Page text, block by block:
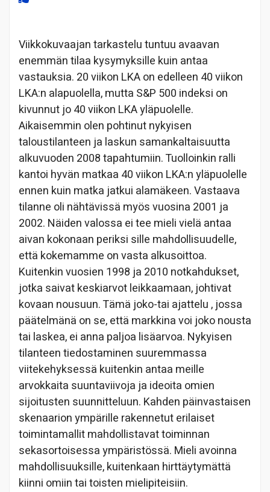
Viikkokuvaajan tarkastelu tuntuu avaavan
enemmän tilaa kysymyksille kuin antaa
vastauksia. 20 viikon LKA on edelleen 40 viikon
LKA:n alapuolella, mutta S&P 500 indeksi on
kivunnut jo 40 viikon LKA yläpuolelle.
Aikaisemmin olen pohtinut nykyisen
taloustilanteen ja laskun samankaltaisuutta
alkuvuoden 2008 tapahtumiin. Tuolloinkin ralli
kantoi hyvän matkaa 40 viikon LKA:n yläpuolelle
ennen kuin matka jatkui alamäkeen. Vastaava
tilanne oli nähtävissä myös vuosina 2001 ja
2002. Näiden valossa ei tee mieli vielä antaa
aivan kokonaan periksi sille mahdollisuudelle,
että kokemamme on vasta alkusoittoa.
Kuitenkin vuosien 1998 ja 2010 notkahdukset,
jotka saivat keskiarvot leikkaamaan, johtivat
kovaan nousuun. Tämä joko-tai ajattelu , jossa
päätelmänä on se, että markkina voi joko nousta
tai laskea, ei anna paljoa lisäarvoa. Nykyisen
tilanteen tiedostaminen suuremmassa
viitekehyksessä kuitenkin antaa meille
arvokkaita suuntaviivoja ja ideoita omien
sijoitusten suunnitteluun. Kahden päinvastaisen
skenaarion ympärille rakennetut erilaiset
toimintamallit mahdollistavat toiminnan
sekasortoisessa ympäristössä. Mieli avoinna
mahdollisuuksille, kuitenkaan hirttäytymättä
kiinni omiin tai toisten mielipiteisiin.